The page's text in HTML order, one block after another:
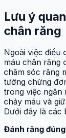
Lưu ý
chân răng
Ngoài việc điều
máu chân răng
chăm sóc răng
tưởng chừng
trong việc ngăn
chảy máu và
Dưới đây là các
Đánh răng